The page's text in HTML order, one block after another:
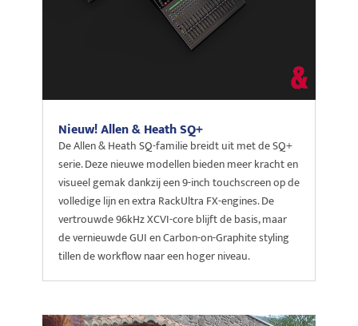
Nieuw! Allen & Heath SQ+
De Allen & Heath SQ-familie breidt uit met de SQ+
serie. Deze nieuwe modellen bieden meer kracht en
visueel gemak dankzij een 9-inch touchscreen op de
volledige lijn en extra RackUltra FX-engines. De
vertrouwde 96kHz XCVI-core blijft de basis, maar
de vernieuwde GUI en Carbon-on-Graphite styling
tillen de workflow naar een hoger niveau.